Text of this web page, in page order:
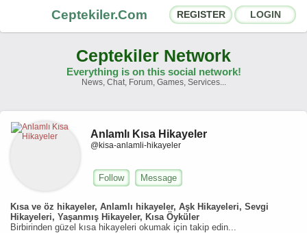
Ceptekiler.Com REGISTER LOGIN
Chat Rooms App Ecosystem
Contact
About Us
Ceptekiler Network
Everything is on this social network!
News, Chat, Forum, Games, Services...
Anlamlı Kısa Hikayeler
@kisa-anlamli-hikayeler
Follow Message
Kısa ve öz hikayeler, Anlamlı hikayeler, Aşk Hikayeleri, Sevgi
Hikayeleri, Yaşanmış Hikayeler, Kısa Öyküler
Birbirinden güzel kısa hikayeleri okumak için takip edin...